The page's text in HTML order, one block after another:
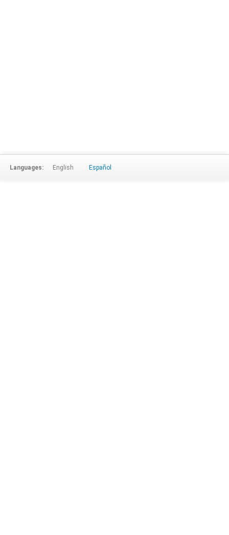
Languages: English Español